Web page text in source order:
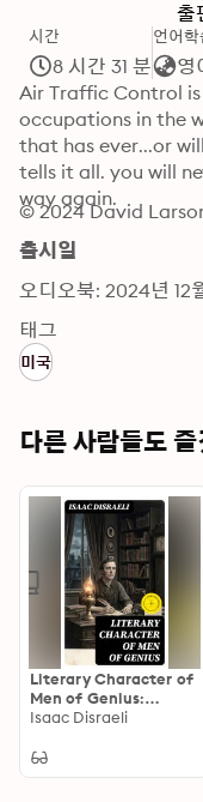
출
시간
8 시간 31 분
언어학
영
Air Traffic Control
occupations in the
that has ever...or
tells it all. you will
way again.
© 2024 David
출시일
오디오북: 2024년 12
태그
미국
다른 사람들도
Literary Character of
Men of Genius:
Enriched edition.
Own Feelings and
Isaac Disraeli